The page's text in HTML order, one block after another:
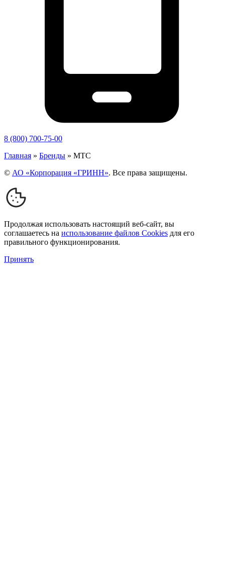
8 (800) 700-75-00
Главная » Бренды » МТС
© АО «Корпорация «ГРИНН». Все права защищены.
Продолжая использовать настоящий веб-сайт, вы
соглашаетесь на использование файлов Cookies для его
правильного функционирования.
Принять